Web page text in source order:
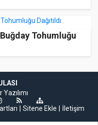
Tohumluğu
Yazılımı
Sitene Ekle İletişim